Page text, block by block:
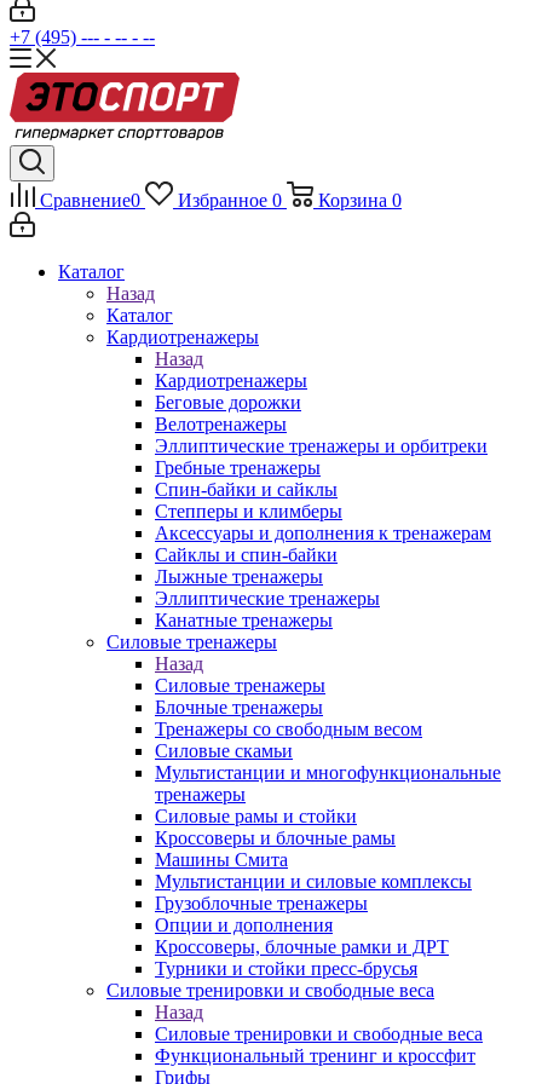
+7 (495) --- - -- - --
Сравнение0 Избранное 0 Корзина 0
Каталог
Назад
Каталог
Кардиотренажеры
Назад
Кардиотренажеры
Беговые дорожки
Велотренажеры
Эллиптические тренажеры и орбитреки
Гребные тренажеры
Спин-байки и сайклы
Степперы и климберы
Аксессуары и дополнения к тренажерам
Сайклы и спин-байки
Лыжные тренажеры
Эллиптические тренажеры
Канатные тренажеры
Силовые тренажеры
Назад
Силовые тренажеры
Блочные тренажеры
Тренажеры со свободным весом
Силовые скамьи
Мультистанции и многофункциональные
тренажеры
Силовые рамы и стойки
Кроссоверы и блочные рамы
Машины Смита
Мультистанции и силовые комплексы
Грузоблочные тренажеры
Опции и дополнения
Кроссоверы, блочные рамки и ДРТ
Турники и стойки пресс-брусья
Силовые тренировки и свободные веса
Назад
Силовые тренировки и свободные веса
Функциональный тренинг и кроссфит
Грифы